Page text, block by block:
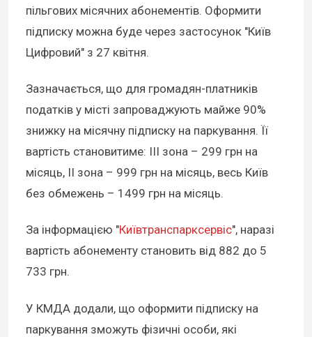
пільгових місячних абонементів. Оформити
підписку можна буде через застосунок "Київ
Цифровий" з 27 квітня.
Зазначається, що для громадян-платників
податків у місті запроваджують майже 90%
знижку на місячну підписку на паркування. Її
вартість становитиме: ІІІ зона – 299 грн на
місяць, ІІ зона – 999 грн на місяць, весь Київ
без обмежень – 1499 грн на місяць.
За інформацією "Київтранспарксервіс", наразі
вартість абонементу становить від 882 до 5
733 грн.
У КМДА додали, що оформити підписку на
паркування зможуть фізичні особи, які